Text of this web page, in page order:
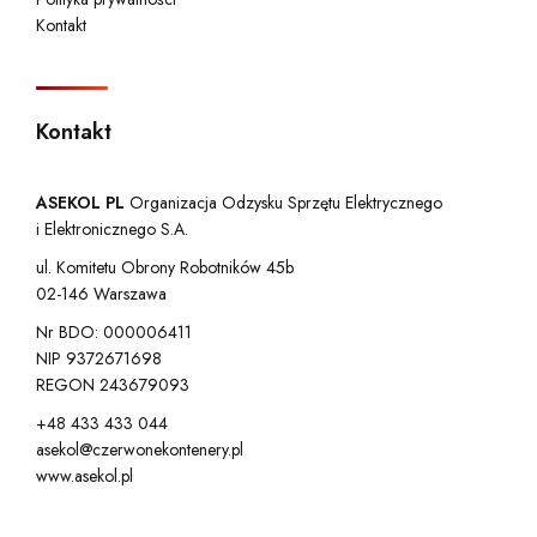
Kontakt
Kontakt
ASEKOL PL Organizacja Odzysku Sprzętu Elektrycznego
i Elektronicznego S.A.
ul. Komitetu Obrony Robotników 45b
02-146 Warszawa
Nr BDO: 000006411
NIP 9372671698
REGON 243679093
+48 433 433 044
asekol@czerwonekontenery.pl
www.asekol.pl